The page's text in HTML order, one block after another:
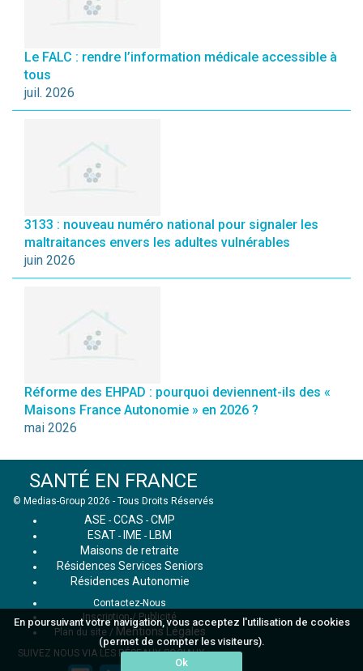
En poursuivant votre navigation, vous acceptez l'utilisation de cookies
(permet de compter les visiteurs).
Ok
Le FALC : rendre l’information médicale accessible à
tous
juil. 2026
3133 : nouveau numéro national pour signaler les
maltraitances envers les adultes vulnérables
juin 2026
Réforme des EHPAD : pourquoi deviennent-ils des «
Maisons France Autonomie » en 2026 ?
mai 2026
SANTÉ EN FRANCE
© Medias-Group 2026 - Tous Droits Réservés
ASE - CCAS - CMP
ESAT - IME - LBM
Maisons de retraite
Résidences Services Seniors
Résidences Autonomie
Contactez-Nous
Inscription / Publicité
Plan du site / Mentions Légales
SUIVEZ NOUS VIA LES RÉSEAUX SOCIAUX :